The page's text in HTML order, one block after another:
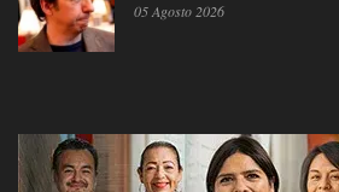
05 Agosto 2026